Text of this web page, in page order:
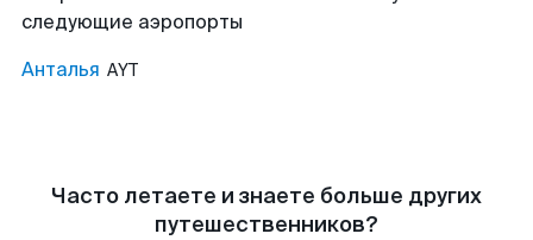
следующие аэропорты
Анталья AYT
Часто летаете и знаете больше других
путешественников?